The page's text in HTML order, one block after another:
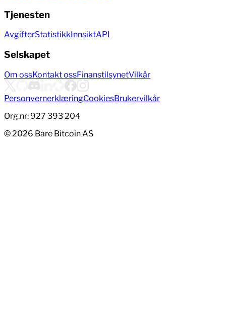
Tjenesten
AvgifterStatistikkInnsiktAPI
Selskapet
Om ossKontakt ossFinanstilsynetVilkår
PersonvernerklæringCookiesBrukervilkår
Org.nr: 927 393 204
©2026 Bare Bitcoin AS